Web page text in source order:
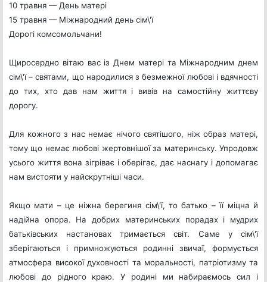
10 травня — День матері
15 травня — Міжнародний день сім\'ї
Дорогі комсомольчани!
Щиросердно вітаю вас із Днем матері та Міжнародним днем
сім\'ї – святами, що народилися з безмежної любові і вдячності
до тих, хто дав нам життя і вивів на самостійну життєву
дорогу.
Для кожного з нас немає нічого святішого, ніж образ матері,
тому що немає любові жертовнішої за материнську. Упродовж
усього життя вона зігріває і оберігає, дає наснагу і допомагає
нам вистояти у найскрутніші часи.
Якщо мати – це ніжна берегиня сім\'ї, то батько – її міцна й
надійна опора. На добрих материнських порадах і мудрих
батьківських настановах тримається світ. Саме у сім\'ї
зберігаються і примножуються родинні звичаї, формується
атмосфера високої духовності та моральності, патріотизму та
любові до рідного краю. У родині ми набираємось сил і